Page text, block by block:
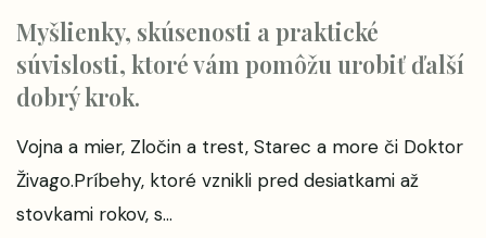
Myšlienky, skúsenosti a praktické
súvislosti, ktoré vám pomôžu urobiť ďalší
dobrý krok.
Vojna a mier, Zločin a trest, Starec a more či Doktor
Živago.Príbehy, ktoré vznikli pred desiatkami až
stovkami rokov, s...